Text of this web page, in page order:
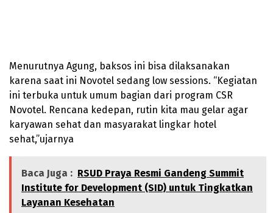
Menurutnya Agung, baksos ini bisa dilaksanakan
karena saat ini Novotel sedang low sessions. “Kegiatan
ini terbuka untuk umum bagian dari program CSR
Novotel. Rencana kedepan, rutin kita mau gelar agar
karyawan sehat dan masyarakat lingkar hotel
sehat,”ujarnya
Baca Juga : RSUD Praya Resmi Gandeng Summit
Institute for Development (SID) untuk Tingkatkan
Layanan Kesehatan